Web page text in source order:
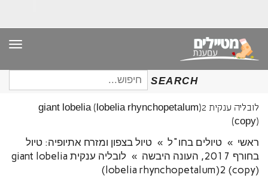
SEARCH
חיפוש
עבור:
לובליה ענקית giant lobelia (lobelia rhynchopetalum)2
(copy)
ראשי » טיולים בחו"ל » טיול בצפון ומזרח אתיופיה: טיול
בחורף 2017, העונה היבשה
»
לובליה ענקית giant lobelia
(lobelia rhynchopetalum)2 (copy)